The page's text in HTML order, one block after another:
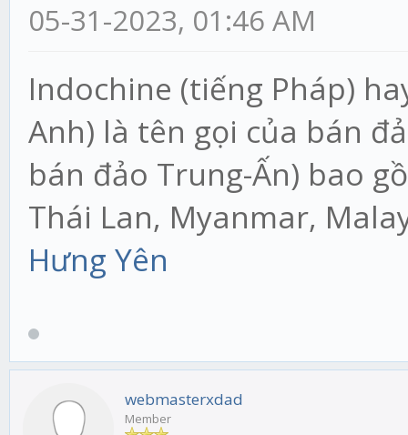
05-31-2023, 01:46 AM
Indochine (tiếng Pháp)
Anh) là tên gọi của bán
bán đảo Trung-Ấn) bao
Thái Lan, Myanmar,
Hưng Yên
webmasterxdad
Member